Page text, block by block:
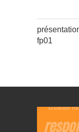
fp01